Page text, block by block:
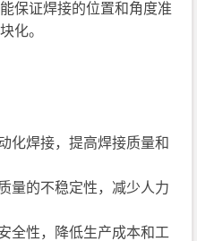
保证焊接的位置和角度准
化。
化焊接，提高焊接质量和
量的不稳定性，减少人力
全性，降低生产成本和工